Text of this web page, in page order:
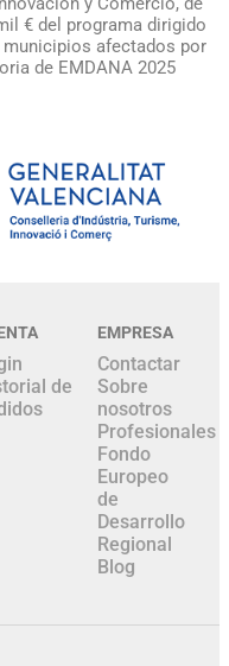
€ del programa dirigido
afectados por
de EMDANA 2025
de
EMPRESA
Contactar
Sobre
nosotros
Profesionales
Fondo
Europeo
de
Desarrollo
Regional
Blog